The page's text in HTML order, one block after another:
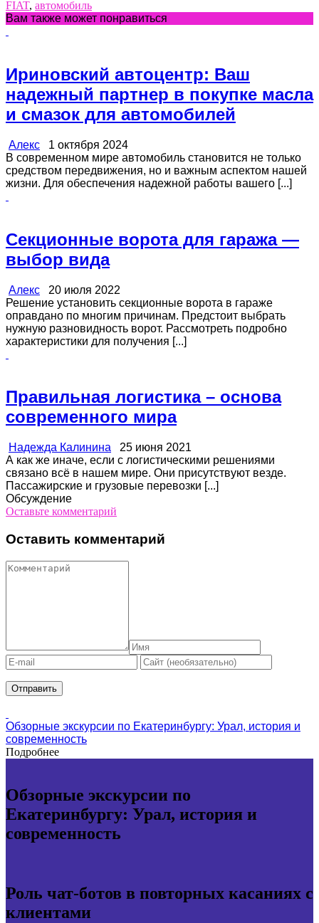
FIAT, автомобиль
Вам также может понравиться
Ириновский автоцентр: Ваш
надежный партнер в покупке масла
и смазок для автомобилей
Алекс 1 октября 2024
В современном мире автомобиль становится не только
средством передвижения, но и важным аспектом нашей
жизни. Для обеспечения надежной работы вашего [...]
Секционные ворота для гаража —
выбор вида
Алекс 20 июля 2022
Решение установить секционные ворота в гараже
оправдано по многим причинам. Предстоит выбрать
нужную разновидность ворот. Рассмотреть подробно
характеристики для получения [...]
Правильная логистика – основа
современного мира
Надежда Калинина 25 июня 2021
А как же иначе, если с логистическими решениями
связано всё в нашем мире. Они присутствуют везде.
Пассажирские и грузовые перевозки [...]
Обсуждение
Оставьте комментарий
Оставить комментарий
Обзорные экскурсии по Екатеринбургу: Урал, история и
современность
Подробнее
Обзорные экскурсии по
Екатеринбургу: Урал, история и
современность
Роль чат-ботов в повторных касаниях с
клиентами